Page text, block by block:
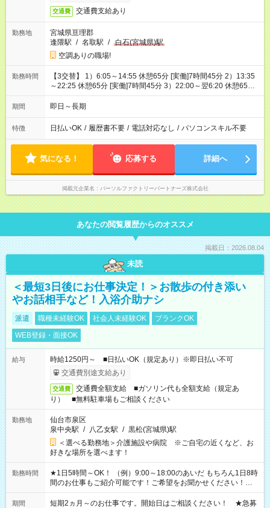
交通費 交通費支給あり
勤務地
宮城県亘理郡
逢隈駅 / 名取駅 / 白石(宮城県)駅
空調ありの職場!
勤務時間
【3交替】 1）6:05～14:55 休憩65分 [実働]7時間45分 2）13:35
～22:25 休憩65分 [実働]7時間45分 3）22:00～翌6:20 休憩65
分 [実働]7時間15分
期間 即日～長期
特徴 日払いOK / 履歴書不要 / 電話対応なし / パソコンスキル不要
気になる！ 応募する 詳細へ
掲載元企業名 パーソルファクトリーパートナーズ株式会社
あなたの閲覧履歴からのオススメ
掲載日：2026.08.04
未読
＜最短3日後にお仕事決定！＞お散歩の付き添い
やお話相手など！入浴介助ナシ
派遣 職種未経験OK 社会人未経験OK
ブランクOK
WEB登録・面接OK
給与
時給1250円～ ■日払いOK（規定あり）※即日払い不可
交通費別途支給あり
交通費
交通費全額支給 ■ガソリン代も全額支給（規定あ
り） ■無料駐車場もご相談ください
勤務地
仙台市泉区
泉中央駅 / 八乙女駅 / 黒松(宮城県)駅
＜選べる勤務地＞介護施設や病院 ※ご自宅の近くなど、お
好きな場所を選べます！
勤務時間
★1日5時間～OK！ （例）9:00～18:00のあいだ もちろん1日8時
間のお仕事もご紹介可能です！ご希望をお聞かせください！★
家庭の都合でお休みが必要な場合も遠慮なくご相談ください。
※週最低15時間以上の勤務が必要です
期間
短期2ヵ月～のお仕事です。開始日はご相談ください！ ★急募